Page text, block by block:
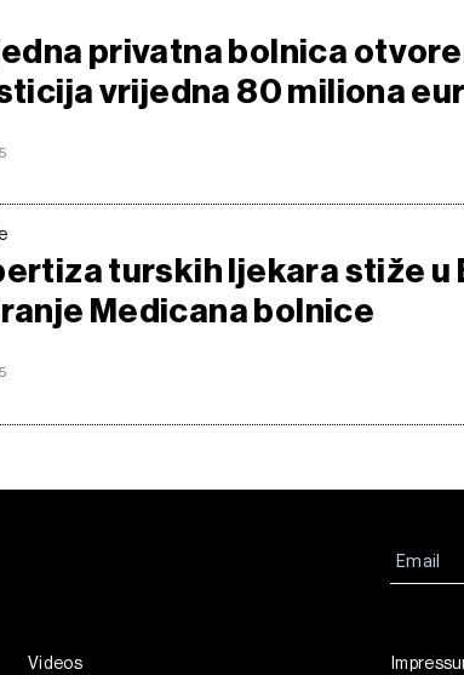
privatna bolnica
vrijedna 80 miliona
turskih ljekara stiže u
Medicana bolnice
Videos